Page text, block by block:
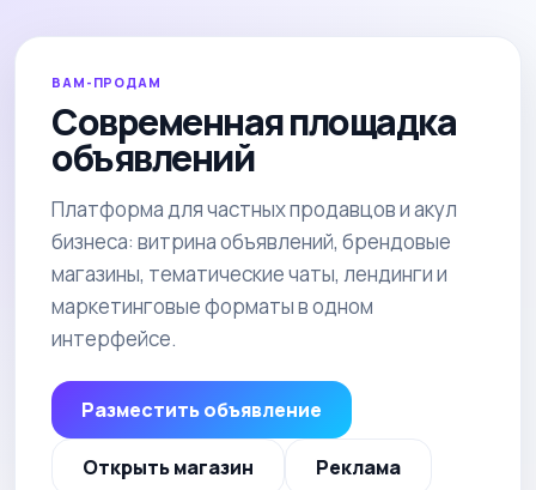
ВАМ-ПРОДАМ
Современная площадка
объявлений
Платформа для частных продавцов и акул
бизнеса: витрина объявлений, брендовые
магазины, тематические чаты, лендинги и
маркетинговые форматы в одном
интерфейсе.
Разместить объявление
Открыть магазин Реклама